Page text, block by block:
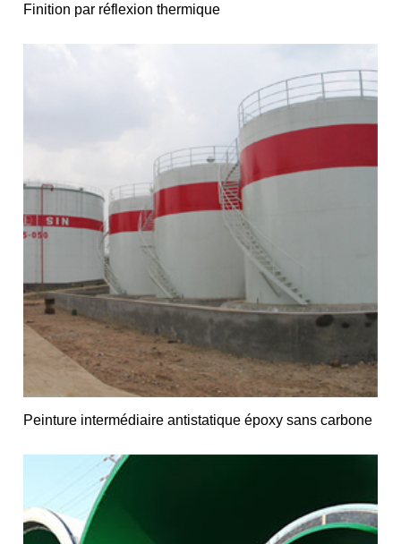
Finition par réflexion thermique
Peinture intermédiaire antistatique époxy sans carbone